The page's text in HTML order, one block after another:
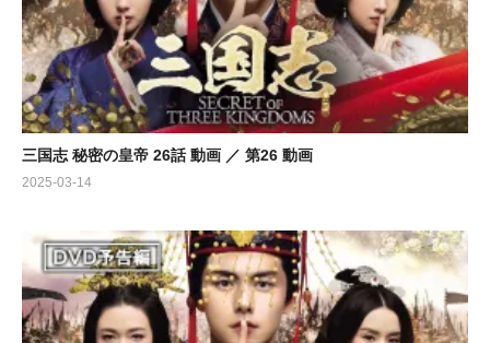
三国志 秘密の皇帝 26話 動画 ／ 第26 動画
2025-03-14